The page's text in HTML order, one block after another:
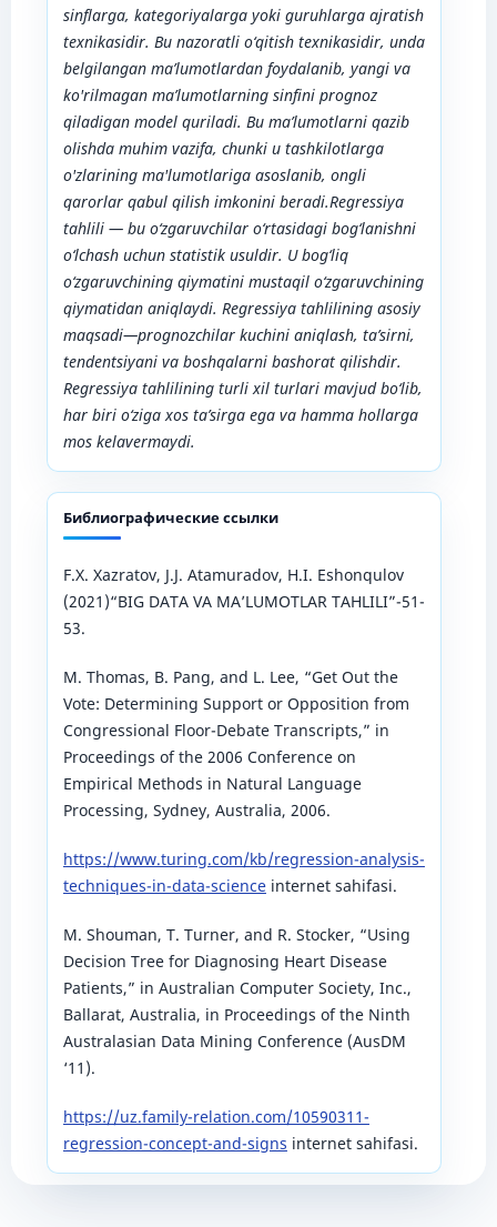
sinflarga, kategoriyalarga yoki guruhlarga ajratish
texnikasidir. Bu nazoratli o‘qitish texnikasidir, unda
belgilangan ma’lumotlardan foydalanib, yangi va
ko'rilmagan ma’lumotlarning sinfini prognoz
qiladigan model quriladi. Bu ma’lumotlarni qazib
olishda muhim vazifa, chunki u tashkilotlarga
o'zlarining ma'lumotlariga asoslanib, ongli
qarorlar qabul qilish imkonini beradi.Regressiya
tahlili — bu o‘zgaruvchilar o‘rtasidagi bog‘lanishni
o‘lchash uchun statistik usuldir. U bog‘liq
o‘zgaruvchining qiymatini mustaqil o‘zgaruvchining
qiymatidan aniqlaydi. Regressiya tahlilining asosiy
maqsadi—prognozchilar kuchini aniqlash, ta’sirni,
tendentsiyani va boshqalarni bashorat qilishdir.
Regressiya tahlilining turli xil turlari mavjud bo‘lib,
har biri o‘ziga xos ta’sirga ega va hamma hollarga
mos kelavermaydi.
Библиографические ссылки
F.X. Xazratov, J.J. Atamuradov, H.I. Eshonqulov
(2021)“BIG DATA VA MA’LUMOTLAR TAHLILI”-51-
53.
M. Thomas, B. Pang, and L. Lee, “Get Out the
Vote: Determining Support or Opposition from
Congressional Floor-Debate Transcripts,” in
Proceedings of the 2006 Conference on
Empirical Methods in Natural Language
Processing, Sydney, Australia, 2006.
https://www.turing.com/kb/regression-analysis-
techniques-in-data-scienceinternet sahifasi.
M. Shouman, T. Turner, and R. Stocker, “Using
Decision Tree for Diagnosing Heart Disease
Patients,” in Australian Computer Society, Inc.,
Ballarat, Australia, in Proceedings of the Ninth
Australasian Data Mining Conference (AusDM
‘11).
https://uz.family-relation.com/10590311-
regression-concept-and-signs internet sahifasi.